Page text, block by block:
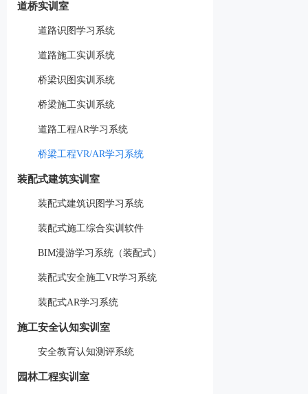
道桥实训室
道路识图学习系统
道路施工实训系统
桥梁识图实训系统
桥梁施工实训系统
道路工程AR学习系统
桥梁工程VR/AR学习系统
装配式建筑实训室
装配式建筑识图学习系统
装配式施工综合实训软件
BIM漫游学习系统（装配式）
装配式安全施工VR学习系统
装配式AR学习系统
施工安全认知实训室
安全教育认知测评系统
园林工程实训室